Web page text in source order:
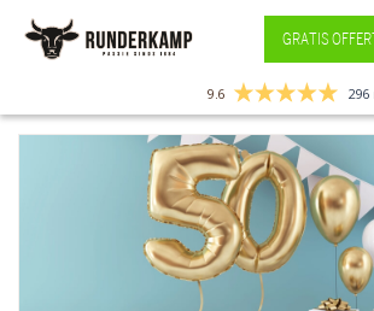
GRATIS
9.6